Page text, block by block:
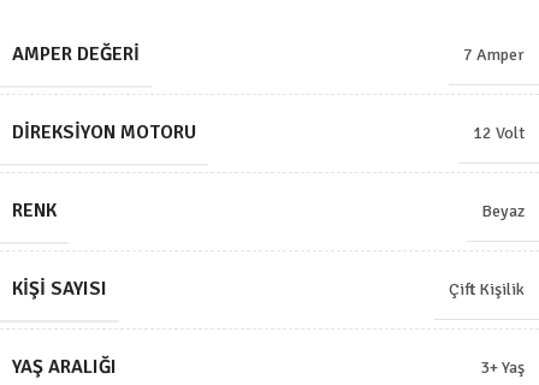
AMPER DEĞERI 7 Amper
DIREKSIYON MOTORU 12 Volt
RENK Beyaz
KIŞI SAYISI Çift Kişilik
YAŞ ARALIĞI 3+ Yaş